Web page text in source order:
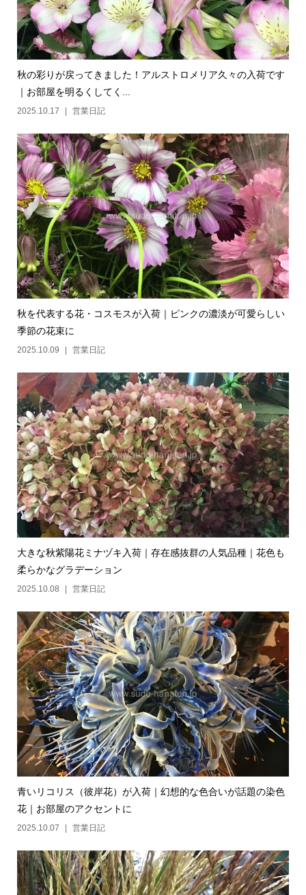
秋の彩りが戻ってきました！アルストロメリア久々の入荷です
｜お部屋を明るくしてく...
2025.10.17 営業日記
秋を代表する花・コスモスが入荷｜ピンクの濃淡が可愛らしい
季節の花束に
2025.10.09 営業日記
大きな秋紫陽花ミナヅキ入荷｜存在感抜群の人気品種｜花色も
柔らかなグラデーション
2025.10.08 営業日記
青いリコリス（彼岸花）が入荷｜幻想的な色合いが話題の染色
花｜お部屋のアクセントに
2025.10.07 営業日記